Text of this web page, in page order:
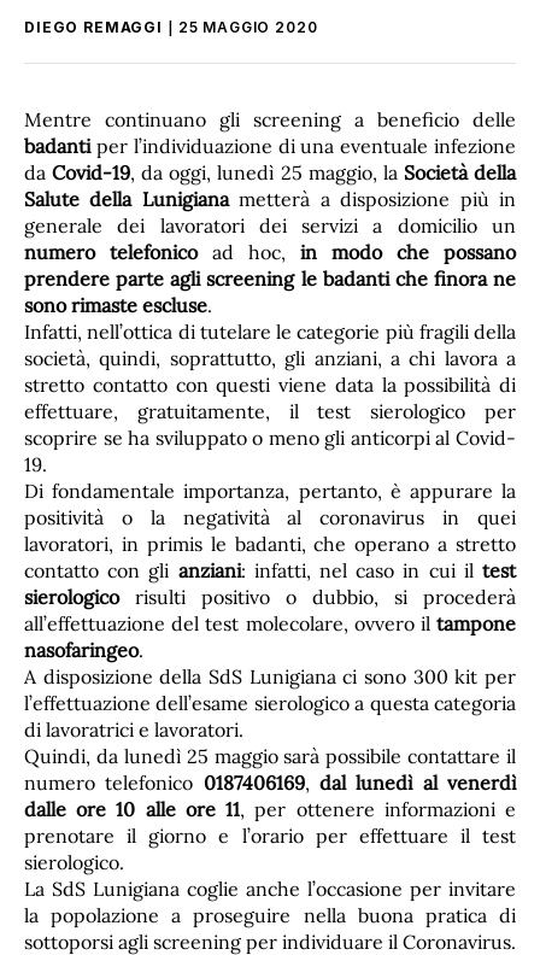
DIEGO REMAGGI 25 MAGGIO 2020
Mentre continuano gli screening a beneficio delle
badantiper l’individuazione di una eventuale infezione
daCovid-19, da oggi, lunedì 25 maggio, la Società della
Salute della Lunigianametterà a disposizione più in
generale dei lavoratori dei servizi a domicilio un
numero telefonicoad hoc, in modo che possano
prendere parte agli screening le badanti che finora ne
sono rimaste escluse.
Infatti, nell’ottica di tutelare le categorie più fragili della
società, quindi, soprattutto, gli anziani, a chi lavora a
stretto contatto con questi viene data la possibilità di
effettuare, gratuitamente, il test sierologico per
scoprire se ha sviluppato o meno gli anticorpi al Covid-
19.
Di fondamentale importanza, pertanto, è appurare la
positività o la negatività al coronavirus in quei
lavoratori, in primis le badanti, che operano a stretto
contatto con gli anziani: infatti, nel caso in cui iltest
sierologicorisulti positivo o dubbio, si procederà
all’effettuazione del test molecolare, ovvero il tampone
nasofaringeo.
A disposizione della SdS Lunigiana ci sono 300 kit per
l’effettuazione dell’esame sierologico a questa categoria
di lavoratrici e lavoratori.
Quindi, da lunedì 25 maggio sarà possibile contattare il
numero telefonico 0187406169,dal lunedì al venerdì
dalle ore 10 alle ore 11, per ottenere informazioni e
prenotare il giorno e l’orario per effettuare il test
sierologico.
La SdS Lunigiana coglie anche l’occasione per invitare
la popolazione a proseguire nella buona pratica di
sottoporsi agli screening per individuare il Coronavirus.